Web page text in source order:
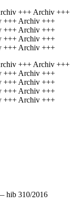
+++ Archiv +++
+++ Archiv +++
+++ Archiv +++
+++ Archiv +++
+++ Archiv +++
+++ Archiv +++
+++ Archiv +++
+++ Archiv +++
+++ Archiv +++
+++ Archiv +++
hib 310/2016